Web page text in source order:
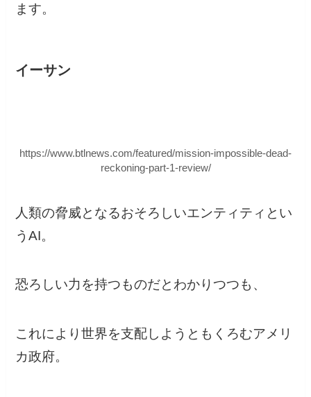
ます。
イーサン
https://www.btlnews.com/featured/mission-impossible-dead-
reckoning-part-1-review/
人類の脅威となるおそろしいエンティティとい
うAI。
恐ろしい力を持つものだとわかりつつも、
これにより世界を支配しようともくろむアメリ
カ政府。